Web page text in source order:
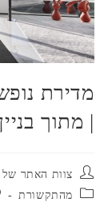
מדירת
| מתוך
מחבר:צוות האתר של
קטגוריה:מהתקשורת